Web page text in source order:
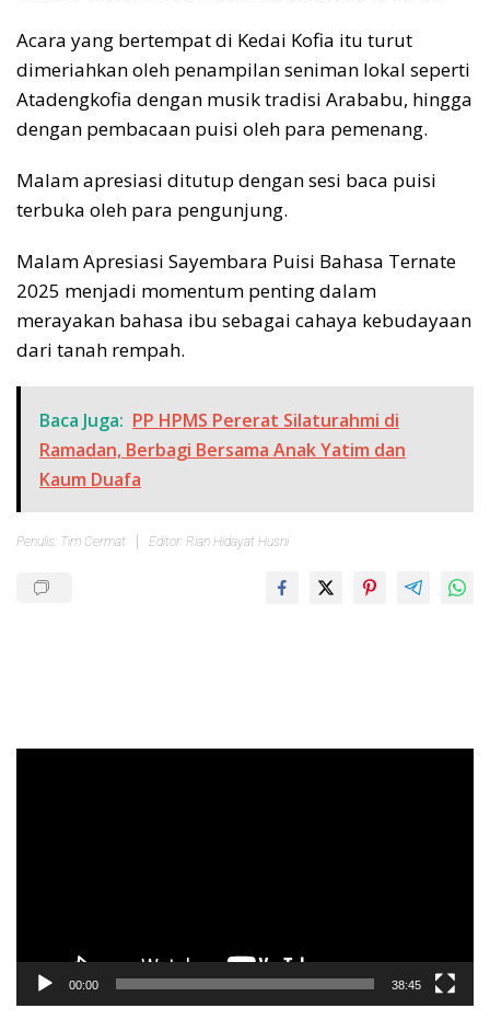
Acara yang bertempat di Kedai Kofia itu turut
dimeriahkan oleh penampilan seniman lokal seperti
Atadengkofia dengan musik tradisi Arababu, hingga
dengan pembacaan puisi oleh para pemenang.
Malam apresiasi ditutup dengan sesi baca puisi
terbuka oleh para pengunjung.
Malam Apresiasi Sayembara Puisi Bahasa Ternate
2025 menjadi momentum penting dalam
merayakan bahasa ibu sebagai cahaya kebudayaan
dari tanah rempah.
Baca Juga: PP HPMS Pererat Silaturahmi di
Ramadan, Berbagi Bersama Anak Yatim dan
Kaum Duafa
Penulis: Tim Cermat Editor: Rian Hidayat Husni
00:00 38:45